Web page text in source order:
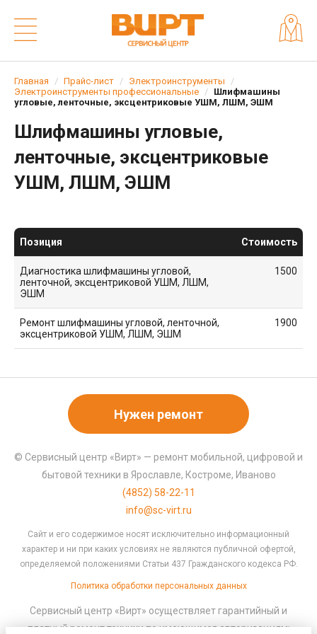
Главная Прайс-лист
Электроинструменты
Электроинструменты профессиональные
Шлифмашины
угловые, ленточные, эксцентриковые УШМ, ЛШМ, ЭШМ
Шлифмашины угловые,
ленточные, эксцентриковые
УШМ, ЛШМ, ЭШМ
Позиция Стоимость
Диагностика шлифмашины угловой,
ленточной, эксцентриковой УШМ, ЛШМ,
ЭШМ
1500
Ремонт шлифмашины угловой, ленточной,
эксцентриковой УШМ, ЛШМ, ЭШМ
1900
Нужен ремонт
© Сервисный центр «Вирт» — ремонт мобильной, цифровой и
бытовой техники в Ярославле, Костроме, Иваново
(4852) 58-22-11
info@sc-virt.ru
Сайт и его содержимое носят исключительно информационный
характер и ни при каких условиях не являются публичной офертой,
определяемой положениями Статьи 437 Гражданского кодекса РФ.
Политика обработки персональных данных
Сервисный центр «Вирт» осуществляет гарантийный и
платный ремонт техники по имеющимся авторизациям: